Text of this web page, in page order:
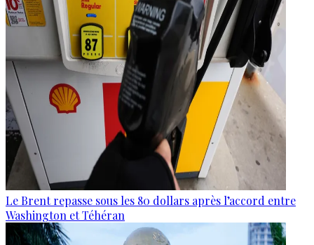
Le Brent repasse sous les 80 dollars après l’accord entre
Washington et Téhéran